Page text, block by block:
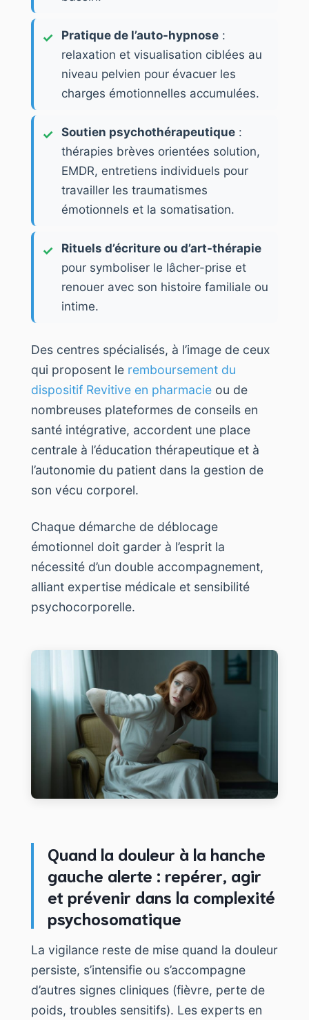
Pratique de l’auto-hypnose :
relaxation et visualisation ciblées au
niveau pelvien pour évacuer les
charges émotionnelles accumulées.
Soutien psychothérapeutique :
thérapies brèves orientées solution,
EMDR, entretiens individuels pour
travailler les traumatismes
émotionnels et la somatisation.
Rituels d’écriture ou d’art-thérapie
pour symboliser le lâcher-prise et
renouer avec son histoire familiale ou
intime.
Des centres spécialisés, à l’image de ceux
qui proposent le remboursement du
dispositif Revitive en pharmacie ou de
nombreuses plateformes de conseils en
santé intégrative, accordent une place
centrale à l’éducation thérapeutique et à
l’autonomie du patient dans la gestion de
son vécu corporel.
Chaque démarche de déblocage
émotionnel doit garder à l’esprit la
nécessité d’un double accompagnement,
alliant expertise médicale et sensibilité
psychocorporelle.
Quand la douleur à la hanche
gauche alerte : repérer, agir
et prévenir dans la complexité
psychosomatique
La vigilance reste de mise quand la douleur
persiste, s’intensifie ou s’accompagne
d’autres signes cliniques (fièvre, perte de
poids, troubles sensitifs). Les experts en